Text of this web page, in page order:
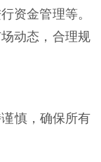
资金管理等。
动态，合理规
慎，确保所有